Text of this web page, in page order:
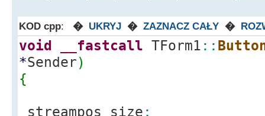
KOD cpp: � UKRYJ � ZAZNACZ CAŁY �
void __fastcall TForm1 ::
*Sender)
{
streampos size ;